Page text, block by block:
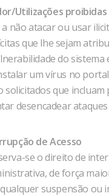
Utilizações proibidas
não atacar ou usar
que lhe sejam
do
um vírus no
solicitados que
desencadear
de Acesso
se o direito de
de força
suspensão ou